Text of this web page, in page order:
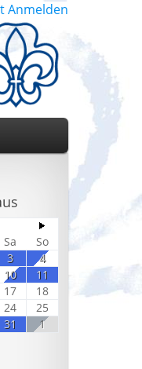
Anmelden
Sa
So
3
4
10
11
17
18
24
25
31 1